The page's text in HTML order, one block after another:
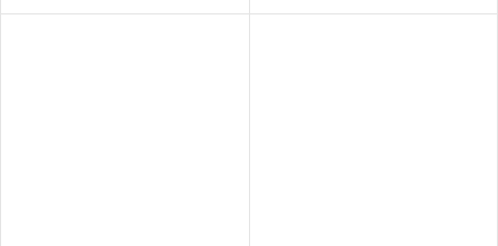
kontrolou a cítit se lehce, ne
nedovolit svýmu tělu zbytečně